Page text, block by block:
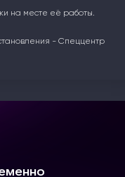
на месте её работы.
- Спеццентр